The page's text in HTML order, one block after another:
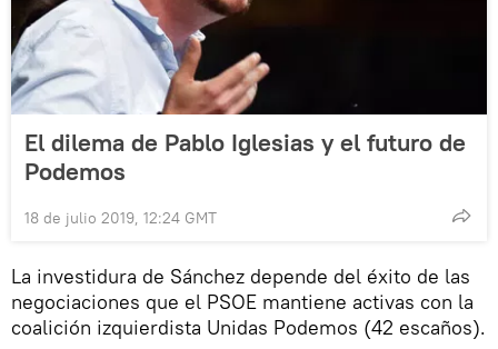
El dilema de Pablo Iglesias y el futuro de
Podemos
18 de julio 2019, 12:24 GMT
La investidura de Sánchez depende del éxito de las
negociaciones que el PSOE mantiene activas con la
coalición izquierdista Unidas Podemos (42 escaños).